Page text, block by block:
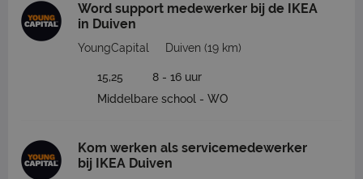
Word support medewerker bij de IKEA
in Duiven
YoungCapital Duiven (19 km)
15,25
8 - 16 uur
Middelbare school - WO
Kom werken als servicemedewerker
bij IKEA Duiven